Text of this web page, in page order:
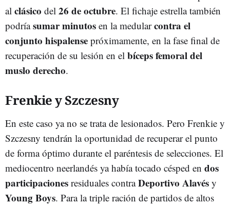
al clásico del 26 de octubre. El fichaje estrella también
podríasumar minutos en la medularcontra el
conjunto hispalense próximamente, en la fase final de
recuperación de su lesión en el bíceps femoral del
muslo derecho.
Frenkie y Szczesny
En este caso ya no se trata de lesionados. Pero Frenkie y
Szczesny tendrán la oportunidad de recuperar el punto
de forma óptimo durante el paréntesis de selecciones. El
mediocentro neerlandés ya había tocado césped en dos
participaciones residuales contraDeportivo Alavés y
Young Boys. Para la triple ración de partidos de altos